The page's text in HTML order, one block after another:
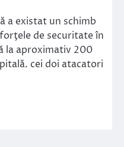
a existat un schimb
de securitate în
la aproximativ 200
cei doi atacatori